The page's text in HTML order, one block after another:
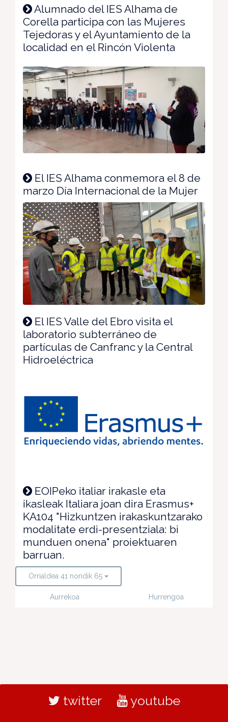
Alumnado del IES Alhama de
Corella participa con las Mujeres
Tejedoras y el Ayuntamiento de la
localidad en el Rincón Violenta
El IES Alhama conmemora el 8 de
marzo Día Internacional de la Mujer
El IES Valle del Ebro visita el
laboratorio subterráneo de
partículas de Canfranc y la Central
Hidroeléctrica
EOIPeko italiar irakasle eta
ikasleak Italiara joan dira Erasmus+
KA104 "Hizkuntzen irakaskuntzarako
modalitate erdi-presentziala: bi
munduen onena" proiektuaren
barruan.
Orrialdea 41 nondik 65
Aurrekoa Hurrengoa
twitter youtube